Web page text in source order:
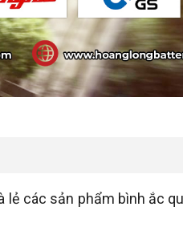
lẻ các sản phẩm bình ắc